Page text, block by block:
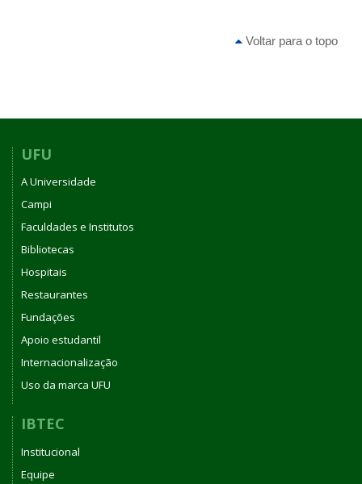
Voltar para o topo
UFU
A Universidade
Campi
Faculdades e Institutos
Bibliotecas
Hospitais
Restaurantes
Fundações
Apoio estudantil
Internacionalização
Uso da marca UFU
IBTEC
Institucional
Equipe